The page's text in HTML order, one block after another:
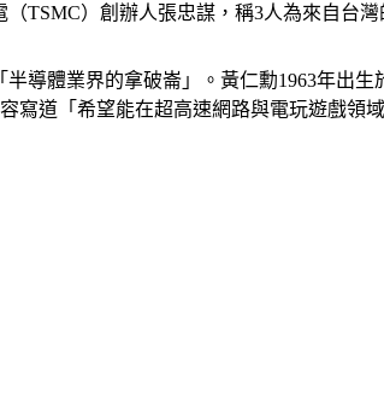
TSMC）創辦人張忠謀，稱3人為來自台
導體業界的拿破崙」。黃仁勳1963年出
寫道「希望能在超高速網路與電玩遊戲